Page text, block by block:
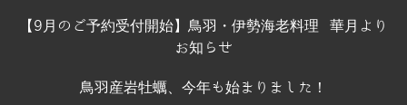
【9月のご予約受付開始】鳥羽・伊勢海老料理 華月より
お知らせ
鳥羽産岩牡蠣、今年も始まりました！